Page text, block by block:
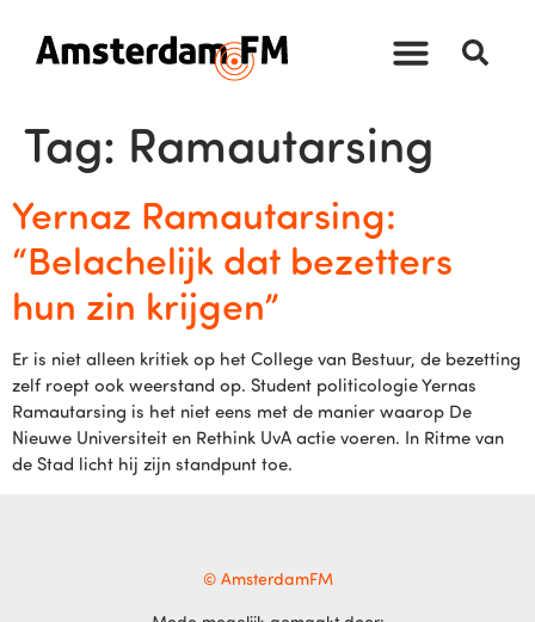
Tag: Ramautarsing
Yernaz Ramautarsing:
“Belachelijk dat bezetters
hun zin krijgen”
Er is niet alleen kritiek op het College van Bestuur, de bezetting
zelf roept ook weerstand op. Student politicologie Yernas
Ramautarsing is het niet eens met de manier waarop De
Nieuwe Universiteit en Rethink UvA actie voeren. In Ritme van
de Stad licht hij zijn standpunt toe.
© AmsterdamFM